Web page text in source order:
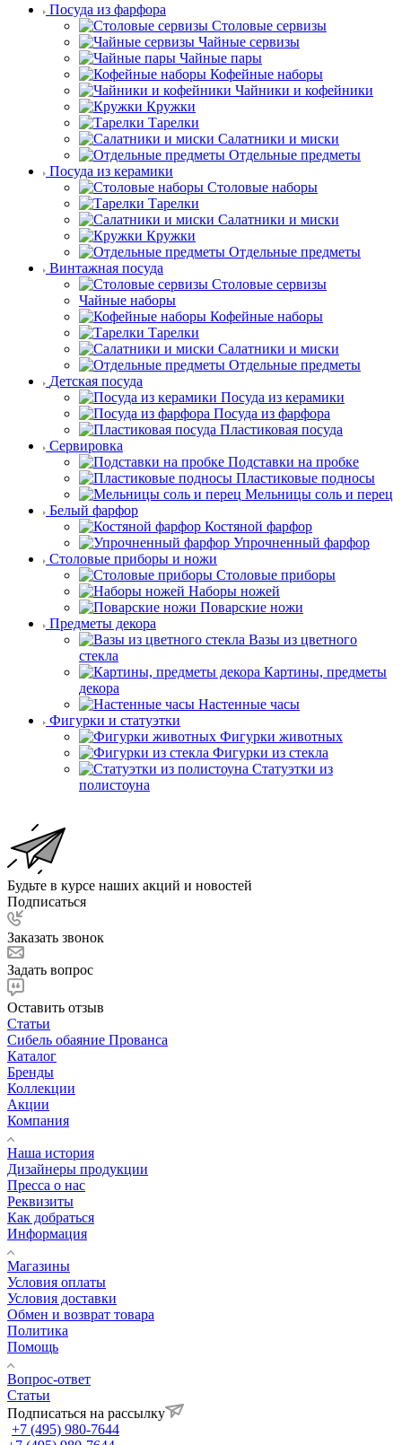
Посуда из фарфора
Столовые сервизы
Чайные сервизы
Чайные пары
Кофейные наборы
Чайники и кофейники
Кружки
Тарелки
Салатники и миски
Отдельные предметы
Посуда из керамики
Столовые наборы
Тарелки
Салатники и миски
Кружки
Отдельные предметы
Винтажная посуда
Столовые сервизы
Чайные наборы
Кофейные наборы
Тарелки
Салатники и миски
Отдельные предметы
Детская посуда
Посуда из керамики
Посуда из фарфора
Пластиковая посуда
Сервировка
Подставки на пробке
Пластиковые подносы
Мельницы соль и перец
Белый фарфор
Костяной фарфор
Упрочненный фарфор
Столовые приборы и ножи
Столовые приборы
Наборы ножей
Поварские ножи
Предметы декора
Вазы из цветного
стекла
Картины, предметы
декора
Настенные часы
Фигурки и статуэтки
Фигурки животных
Фигурки из стекла
Статуэтки из
полистоуна
Будьте в курсе наших акций и новостей
Подписаться
Заказать звонок
Задать вопрос
Оставить отзыв
Статьи
Сибель обаяние Прованса
Каталог
Бренды
Коллекции
Акции
Компания
Наша история
Дизайнеры продукции
Пресса о нас
Реквизиты
Как добраться
Информация
Магазины
Условия оплаты
Условия доставки
Обмен и возврат товара
Политика
Помощь
Вопрос-ответ
Статьи
Подписаться на рассылку
+7 (495) 980-7644